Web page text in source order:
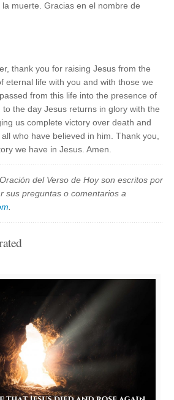
muerte. Gracias en el nombre de
thank you for raising Jesus from the
eternal life with you and with those we
from this life into the presence of
the day Jesus returns in glory with the
us complete victory over death and
who have believed in him. Thank you,
we have in Jesus. Amen.
del Verso de Hoy son escritos por
sus preguntas o comentarios a